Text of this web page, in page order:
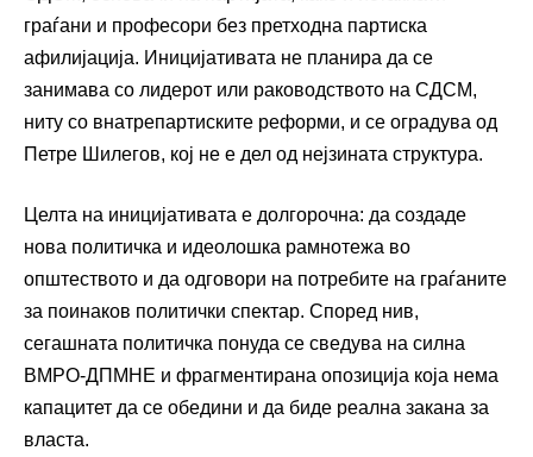
граѓани и професори без претходна партиска
афилијација. Иницијативата не планира да се
занимава со лидерот или раководството на СДСМ,
ниту со внатрепартиските реформи, и се оградува од
Петре Шилегов, кој не е дел од нејзината структура.
Целта на иницијативата е долгорочна: да создаде
нова политичка и идеолошка рамнотежа во
општеството и да одговори на потребите на граѓаните
за поинаков политички спектар. Според нив,
сегашната политичка понуда се сведува на силна
ВМРО-ДПМНЕ и фрагментирана опозиција која нема
капацитет да се обедини и да биде реална закана за
власта.